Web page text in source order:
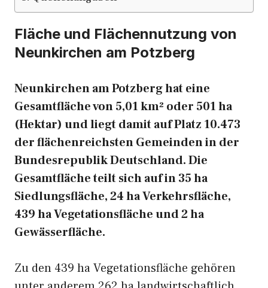
Fläche und Flächennutzung von
Neunkirchen am Potzberg
Neunkirchen am Potzberg hat eine
Gesamtfläche von 5,01 km² oder 501 ha
(Hektar) und liegt damit auf Platz 10.473
der flächenreichsten Gemeinden in der
Bundesrepublik Deutschland. Die
Gesamtfläche teilt sich auf in 35 ha
Siedlungsfläche, 24 ha Verkehrsfläche,
439 ha Vegetationsfläche und 2 ha
Gewässerfläche.
Zu den 439 ha Vegetationsfläche gehören